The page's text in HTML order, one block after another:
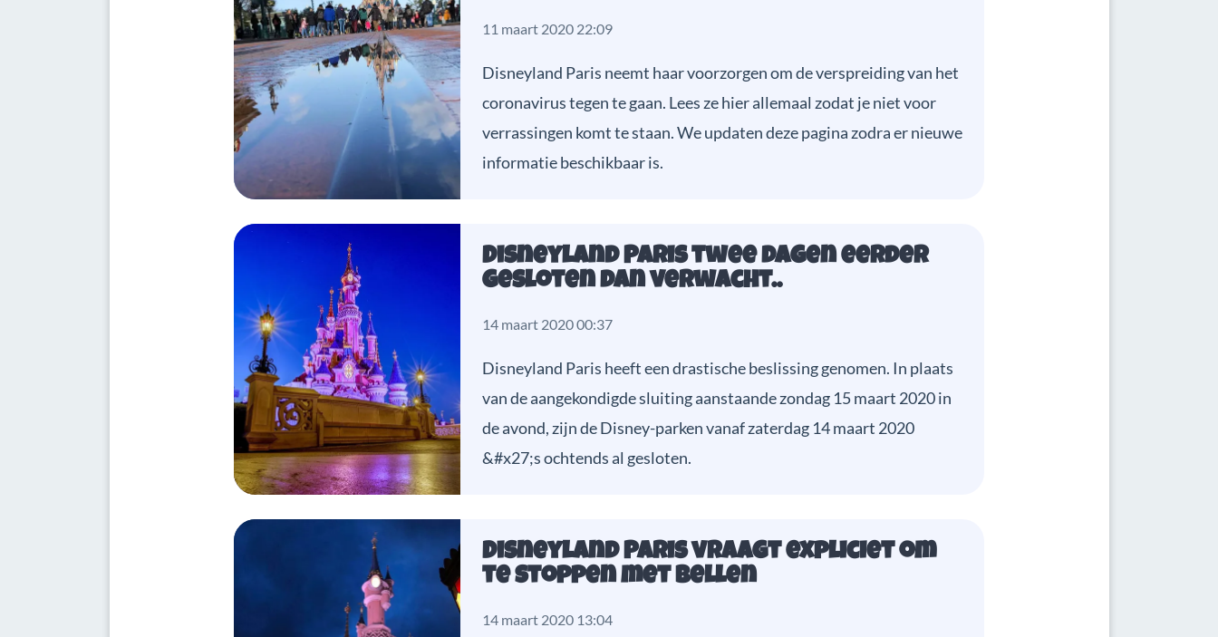
11 maart 2020 22:09
Disneyland Paris neemt haar voorzorgen om de verspreiding van het
coronavirus tegen te gaan. Lees ze hier allemaal zodat je niet voor
verrassingen komt te staan. We updaten deze pagina zodra er nieuwe
informatie beschikbaar is.
Disneyland Paris twee dagen eerder
gesloten dan verwacht..
14 maart 2020 00:37
Disneyland Paris heeft een drastische beslissing genomen. In plaats
van de aangekondigde sluiting aanstaande zondag 15 maart 2020 in
de avond, zijn de Disney-parken vanaf zaterdag 14 maart 2020
&#x27;s ochtends al gesloten.
Disneyland Paris vraagt expliciet om
te stoppen met bellen
14 maart 2020 13:04